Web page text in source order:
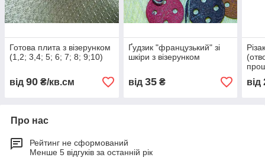
Готова плита з візерунком
(1,2; 3,4; 5; 6; 7; 8; 9;10)
від 90 ₴/кв.см
Ґудзик "французький" зі
шкіри з візерунком
від 35₴ від
Про нас
Рейтинг не сформований
Менше 5 відгуків за останній рік